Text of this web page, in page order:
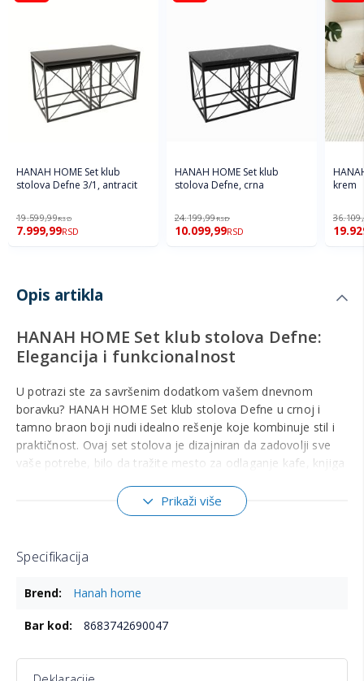
HANAH HOME Set klub
stolova Defne 3/1, antracit
19.599,99RSD
7.999,99RSD
HANAH HOME Set klub
stolova Defne, crna
24.199,99RSD
10.099,99RSD
krem
Opis artikla
HANAH HOME Set klub stolova Defne:
Elegancija i funkcionalnost
U potrazi ste za savršenim dodatkom vašem dnevnom
boravku? HANAH HOME Set klub stolova Defne u crnoj i
tamno braon boji nudi idealno rešenje koje kombinuje stil i
praktičnost. Ovaj set stolova je dizajniran da zadovolji sve
vaše potrebe, bilo da tražite mesto za odlaganje kafe, knjiga
Materijali vrhunskog kvaliteta
iverice, što garantuje dugotrajnost i otpornost na habanje.
održavanja, što ga čini savršenim izborom za svakodnevnu
modernu estetiku, savršeno se uklapajući u svaki enterijer.
Dimenzije i funkcionalnost
Prikaži više
Specifikacija
informacijaHanah home
8683742690047